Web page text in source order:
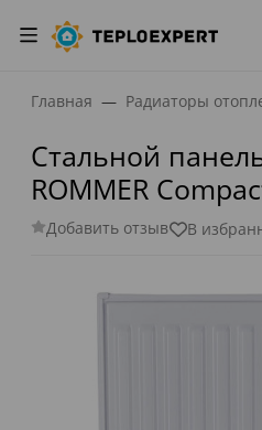
Главная Радиаторы
Стальной
ROMMER
Добавить отзыв В